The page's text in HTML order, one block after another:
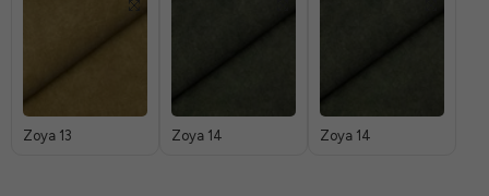
Zoya 13 Zoya 14 Zoya 14